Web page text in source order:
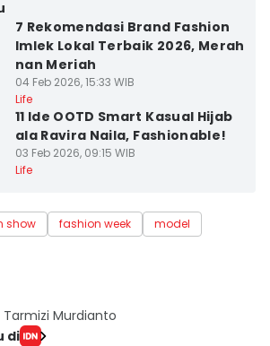
7 Rekomendasi Brand Fashion
Imlek Lokal Terbaik 2026, Merah
nan Meriah
04 Feb 2026, 15:33 WIB
Life
11 Ide OOTD Smart Kasual Hijab
ala Ravira Naila, Fashionable!
03 Feb 2026, 09:15 WIB
Life
show fashion week
model
Murdianto
di